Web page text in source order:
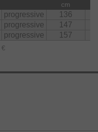
cm
progressive 136
progressive 147
progressive 157